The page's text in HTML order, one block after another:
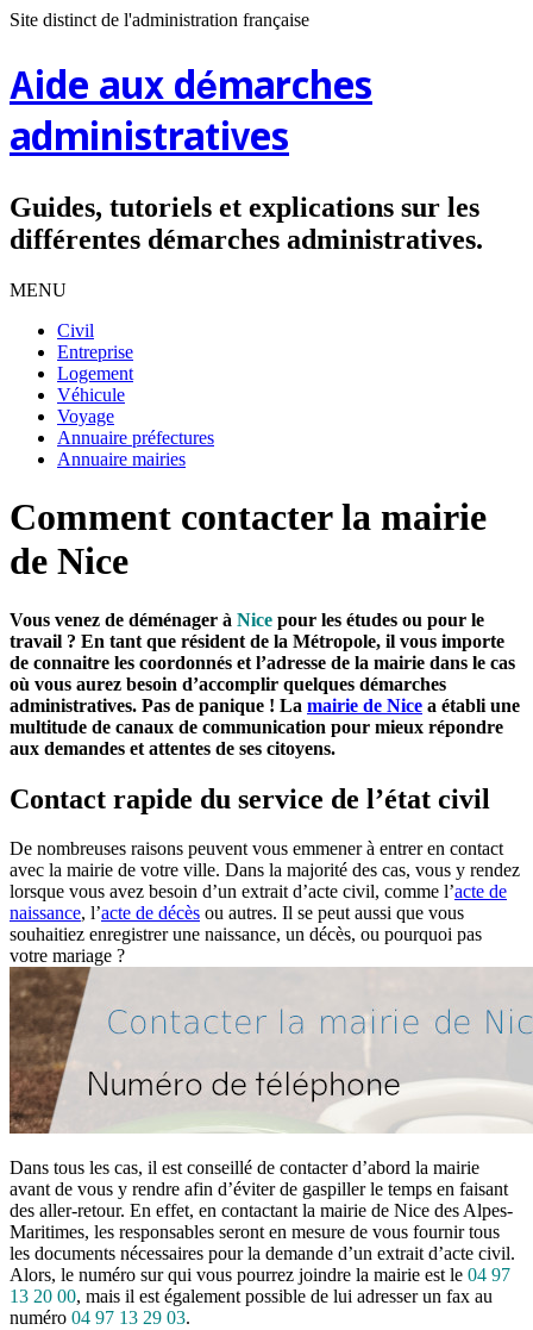
Site distinct de l'administration française
Aide aux démarches
administratives
Guides, tutoriels et explications sur les
différentes démarches administratives.
MENU
Civil
Entreprise
Logement
Véhicule
Voyage
Annuaire préfectures
Annuaire mairies
Comment contacter la mairie
de Nice
Vous venez de déménager à Nice pour les études ou pour le
travail ? En tant que résident de la Métropole, il vous importe
de connaitre les coordonnés et l’adresse de la mairie dans le cas
où vous aurez besoin d’accomplir quelques démarches
administratives. Pas de panique ! La mairie de Nice a établi une
multitude de canaux de communication pour mieux répondre
aux demandes et attentes de ses citoyens.
Contact rapide du service de l’état civil
De nombreuses raisons peuvent vous emmener à entrer en contact
avec la mairie de votre ville. Dans la majorité des cas, vous y rendez
lorsque vous avez besoin d’un extrait d’acte civil, comme l’acte de
naissance, l’acte de décès ou autres. Il se peut aussi que vous
souhaitiez enregistrer une naissance, un décès, ou pourquoi pas
votre mariage ?
Dans tous les cas, il est conseillé de contacter d’abord la mairie
avant de vous y rendre afin d’éviter de gaspiller le temps en faisant
des aller-retour. En effet, en contactant la mairie de Nice des Alpes-
Maritimes, les responsables seront en mesure de vous fournir tous
les documents nécessaires pour la demande d’un extrait d’acte civil.
Alors, le numéro sur qui vous pourrez joindre la mairie est le 04 97
13 20 00, mais il est également possible de lui adresser un fax au
numéro 04 97 13 29 03.